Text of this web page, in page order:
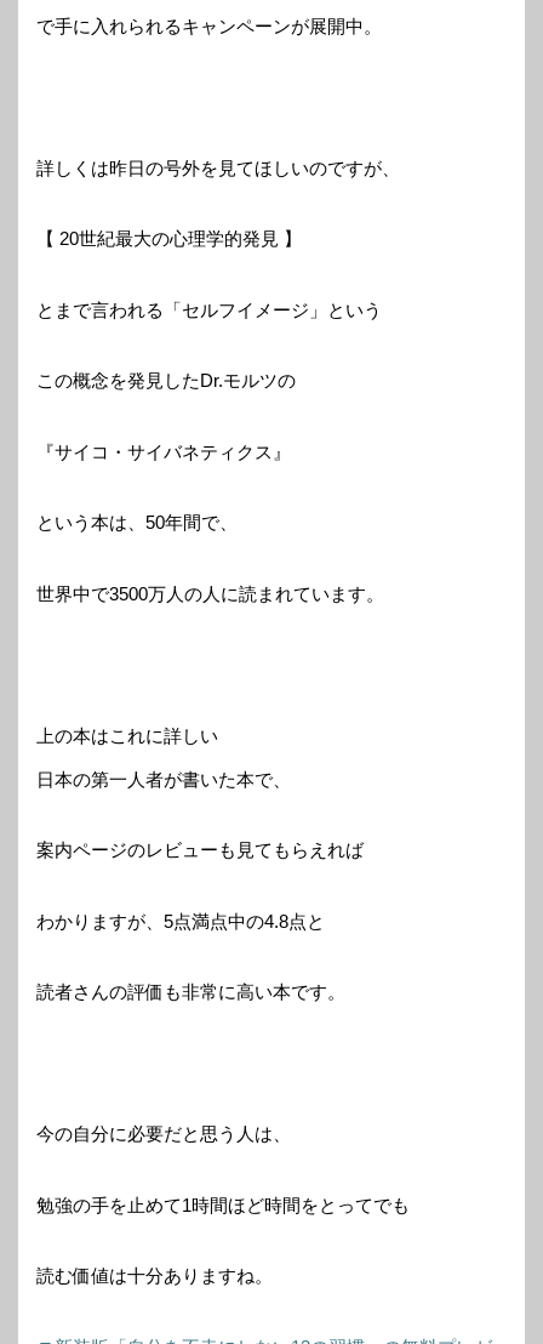
で手に入れられるキャンペーンが展開中。
詳しくは昨日の号外を見てほしいのですが、
【 20世紀最大の心理学的発見 】
とまで言われる「セルフイメージ」という
この概念を発見したDr.モルツの
『サイコ・サイバネティクス』
という本は、50年間で、
世界中で3500万人の人に読まれています。
上の本はこれに詳しい
日本の第一人者が書いた本で、
案内ページのレビューも見てもらえれば
わかりますが、5点満点中の4.8点と
読者さんの評価も非常に高い本です。
今の自分に必要だと思う人は、
勉強の手を止めて1時間ほど時間をとってでも
読む価値は十分ありますね。